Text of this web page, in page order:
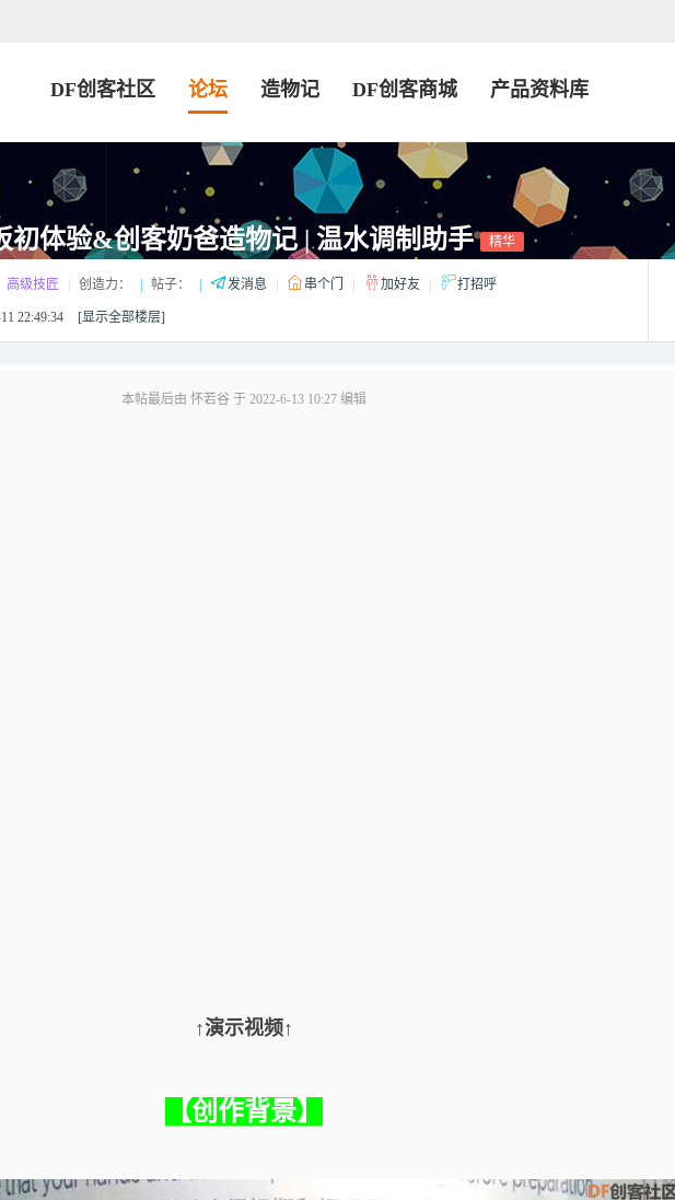
DF创客社区 论坛 造物记 DF创客商城 产品资料库
初体验&创客奶爸造物记 | 温水调制助手 精华
高级技匠 创造力： 帖子： 发消息 串个门 加好友 打招呼
22:49:34 [显示全部楼层]
本帖最后由 怀若谷 于 2022-6-13 10:27 编辑
↑演示视频↑
【创作背景】